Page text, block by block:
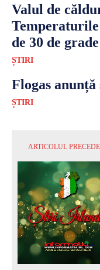
Valul de
de 30 de grade
ȘTIRI
Flogas
ȘTIRI
ARTICOLUL